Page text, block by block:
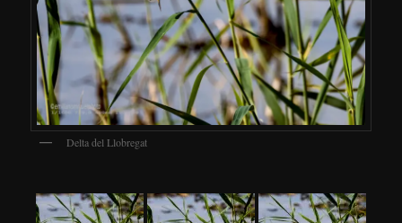
Delta del Llobregat